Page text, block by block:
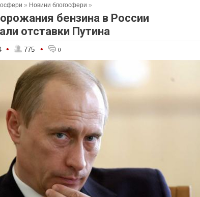
» Новини блогосфери »
бензина в России
отставки Путина
• 775 • 0